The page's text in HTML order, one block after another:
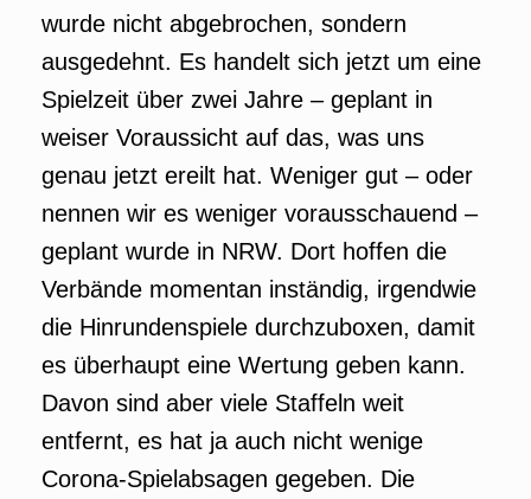
wurde nicht abgebrochen, sondern
ausgedehnt. Es handelt sich jetzt um eine
Spielzeit über zwei Jahre – geplant in
weiser Voraussicht auf das, was uns
genau jetzt ereilt hat. Weniger gut – oder
nennen wir es weniger vorausschauend –
geplant wurde in NRW. Dort hoffen die
Verbände momentan inständig, irgendwie
die Hinrundenspiele durchzuboxen, damit
es überhaupt eine Wertung geben kann.
Davon sind aber viele Staffeln weit
entfernt, es hat ja auch nicht wenige
Corona-Spielabsagen gegeben. Die